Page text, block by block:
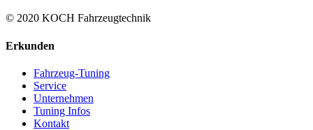
© 2020 KOCH Fahrzeugtechnik
Erkunden
Fahrzeug-Tuning
Service
Unternehmen
Tuning Infos
Kontakt